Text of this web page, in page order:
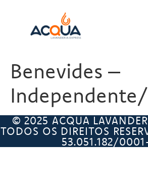
Benevides –
© 2025 ACQUA
TODOS OS DIREITOS
53.051.182/